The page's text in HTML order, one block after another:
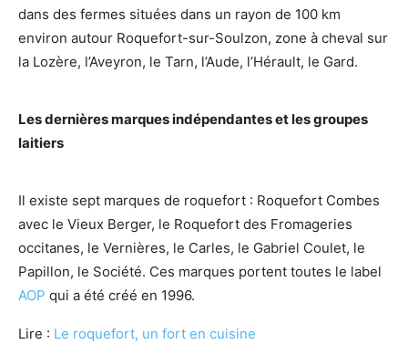
dans des fermes situées dans un rayon de 100 km
environ autour Roquefort-sur-Soulzon, zone à cheval sur
la Lozère, l’Aveyron, le Tarn, l’Aude, l’Hérault, le Gard.
Les dernières marques indépendantes et les groupes
laitiers
Il existe sept marques de roquefort : Roquefort Combes
avec le Vieux Berger, le Roquefort des Fromageries
occitanes, le Vernières, le Carles, le Gabriel Coulet, le
Papillon, le Société. Ces marques portent toutes le label
AOP qui a été créé en 1996.
Lire : Le roquefort, un fort en cuisine